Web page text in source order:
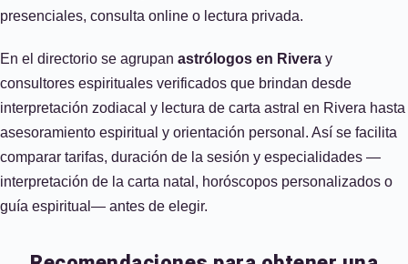
presenciales, consulta online o lectura privada.
En el directorio se agrupan astrólogos en Rivera y
consultores espirituales verificados que brindan desde
interpretación zodiacal y lectura de carta astral en Rivera hasta
asesoramiento espiritual y orientación personal. Así se facilita
comparar tarifas, duración de la sesión y especialidades —
interpretación de la carta natal, horóscopos personalizados o
guía espiritual— antes de elegir.